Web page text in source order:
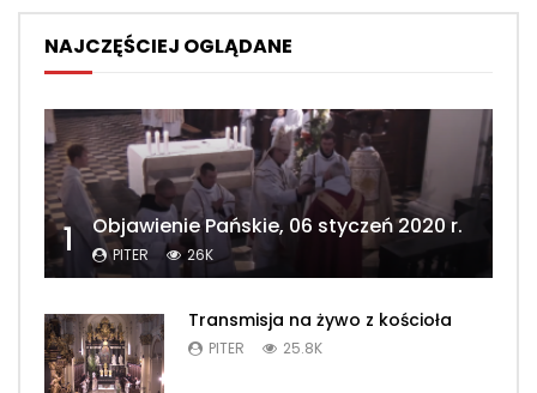
NAJCZĘŚCIEJ OGLĄDANE
1 Objawienie Pańskie, 06 styczeń 2020 r.
PITER 26K
Transmisja na żywo z kościoła
PITER 25.8K